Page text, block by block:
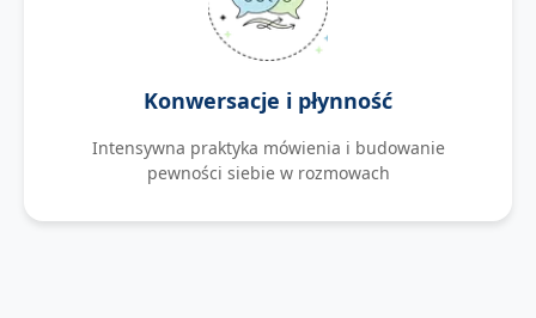
Konwersacje i płynność
Intensywna praktyka mówienia i budowanie
pewności siebie w rozmowach